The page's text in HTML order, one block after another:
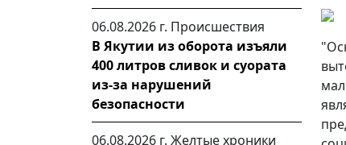
06.08.2026 г. Происшествия
В Якутии из оборота изъяли
400 литров сливок и суората
из-за нарушений
безопасности
06.08.2026 г. Желтые хроники